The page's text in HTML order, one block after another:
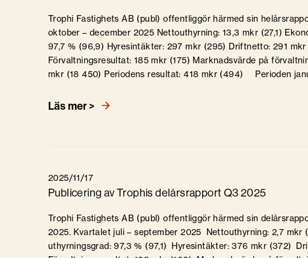
Trophi Fastighets AB (publ) offentliggör härmed sin
oktober – december 2025 Nettouthyrning: 13,3 mkr (27,1)
97,7 % (96,9) Hyresintäkter: 297 mkr (295) Driftnetto: 291 mkr
Förvaltningsresultat: 185 mkr (175) Marknadsvärde på
mkr (18 450) Periodens resultat: 418 mkr (494) Perioden
Läs mer >
2025/11/17
Publicering av Trophis delårsrapport Q3 2025
Trophi Fastighets AB (publ) offentliggör härmed sin
2025. Kvartalet juli – september 2025 Nettouthyrning: 2,7 mkr
uthyrningsgrad: 97,3 % (97,1) Hyresintäkter: 376 mkr (372)